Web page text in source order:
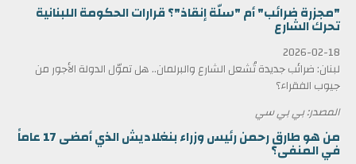
"مجزرة ضرائب" أم "سلّة إنقاذ"؟ قرارات الحكومة اللبنانية
تحرك الشارع
2026-02-18
لبنان: ضرائب جديدة تُشعل الشارع والبرلمان.. هل تموّل الدولة الأجور من
جيوب الفقراء؟
المصدر: بي بي سي
من هو طارق رحمن رئيس وزراء بنغلاديش الذي أمضى 17 عاماً
في المنفى؟